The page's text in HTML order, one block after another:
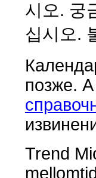
시오. 궁
십시오.
позже.
Trend